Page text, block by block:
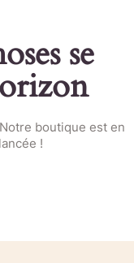
se
boutique est en
!